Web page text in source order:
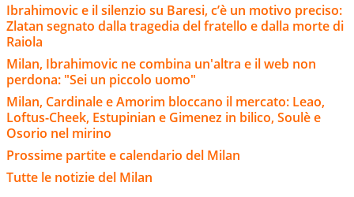
Ibrahimovic e il silenzio su Baresi, c’è un motivo preciso:
Zlatan segnato dalla tragedia del fratello e dalla morte di
Raiola
Milan, Ibrahimovic ne combina un'altra e il web non
perdona: "Sei un piccolo uomo"
Milan, Cardinale e Amorim bloccano il mercato: Leao,
Loftus-Cheek, Estupinian e Gimenez in bilico, Soulè e
Osorio nel mirino
Prossime partite e calendario del Milan
Tutte le notizie del Milan